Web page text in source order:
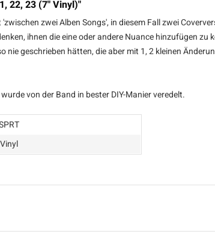
22, 23 (7" Vinyl)"
zwei Alben Songs', in diesem Fall zwei
ihnen die eine oder andere Nuance hinzufügen zu
nie geschrieben hätten, die aber mit 1, 2 kleinen
von der Band in bester DIY-Manier veredelt.